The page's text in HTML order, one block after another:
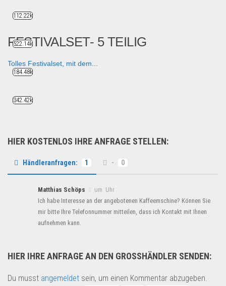
FESTIVALSET- 5 TEILIG
Tolles Festivalset, mit dem...
Sport & Freizeit
HIER KOSTENLOS IHRE ANFRAGE STELLEN:
Händleranfragen: 1 - 0
Matthias Schöps
um Uhr
Ich habe Interesse an der angebotenen Kaffeemschine? Können Sie
mir bitte Ihre Telefonnummer mitteilen, dass ich Kontakt mit Ihnen
aufnehmen kann.
HIER IHRE ANFRAGE AN DEN GROSSHÄNDLER SENDEN:
Du musst angemeldet sein, um einen Kommentar abzugeben.
112.22k
522.14k
184.48k
342.42k